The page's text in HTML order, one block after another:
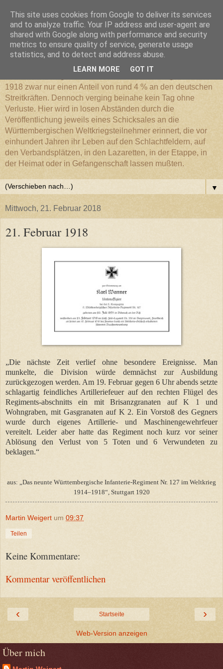
Württembergischer
Weltkriegs-Blog
1918 zwar nur einen Anteil von rund 4 % an den deutschen
Streitkräften. Dennoch verging beinahe kein Tag ohne
Verluste. Hier wird in losen Abständen durch die
Veröffentlichung jeweils eines Schicksales an die
Württembergischen Weltkriegsteilnehmer erinnert, die vor
einhundert Jahren ihr Leben auf den Schlachtfeldern, auf
den Verbandsplätzen, in den Lazaretten, in der Etappe, in
der Heimat oder in Gefangenschaft lassen mußten.
▼
Mittwoch, 21. Februar 2018
21. Februar 1918
„Die nächste Zeit verlief ohne besondere Ereignisse. Man
munkelte, die Division würde demnächst zur Ausbildung
zurückgezogen werden. Am 19. Februar gegen 6 Uhr abends setzte
schlagartig feindliches Artilleriefeuer auf den rechten Flügel des
Regiments-abschnitts ein mit Brisanzgranaten auf K 1 und
Wohngraben, mit Gasgranaten auf K 2. Ein Vorstoß des Gegners
wurde durch eigenes Artillerie- und Maschinengewehrfeuer
vereitelt. Leider aber hatte das Regiment noch kurz vor seiner
Ablösung den Verlust von 5 Toten und 6 Verwundeten zu
beklagen.“
aus: „Das neunte Württembergische Infanterie-Regiment Nr. 127 im Weltkrieg
1914–1918“, Stuttgart 1920
Martin Weigert um 09:37
Teilen
Keine Kommentare:
Kommentar veröffentlichen
‹ ›
Startseite
Web-Version anzeigen
Über mich
This site uses cookies from Google to deliver its services
and to analyze traffic. Your IP address and user-agent are
shared with Google along with performance and security
metrics to ensure quality of service, generate usage
statistics, and to detect and address abuse.
LEARN MORE GOT IT